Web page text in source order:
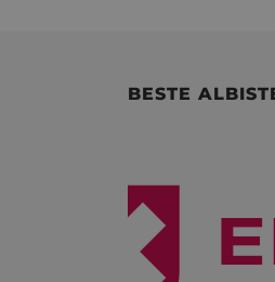
BESTE